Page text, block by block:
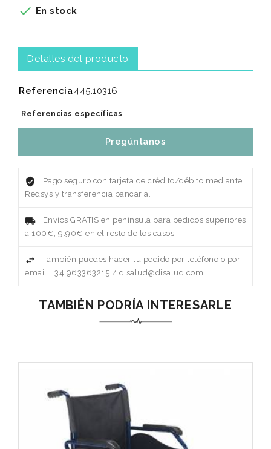
 En stock
Detalles del producto
Referencia445.10316
Referencias específicas
Pregúntanos
Pago seguro con tarjeta de crédito/débito mediante
Redsys y transferencia bancaria.
Envíos GRATIS en península para pedidos superiores
a 100€, 9.90€ en el resto de los casos.
También puedes hacer tu pedido por teléfono o por
email. +34 963363215 / disalud@disalud.com
TAMBIÉN PODRÍA INTERESARLE